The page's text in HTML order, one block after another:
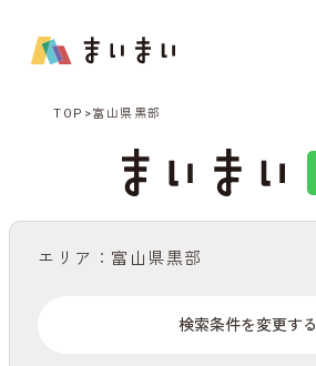
TOP 富山県黒部
エリア：富山県黒部
検索条件を変更する